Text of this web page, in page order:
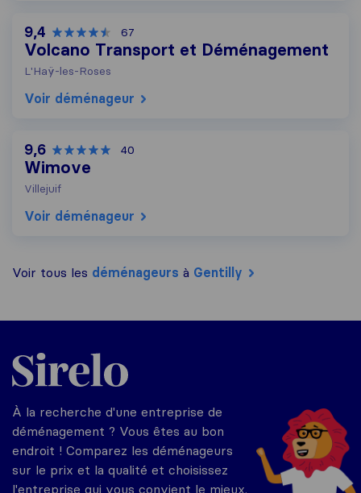
9,4 67
Volcano Transport et Déménagement
L'Haÿ-les-Roses
Voir déménageur
9,6 40
Wimove
Villejuif
Voir déménageur
Voir tous les déménageurs à Gentilly
Sirelo.fr
À la recherche d'une entreprise de
déménagement ? Vous êtes au bon
endroit ! Comparez les déménageurs
sur le prix et la qualité et choisissez
l'entreprise qui vous convient le mieux.